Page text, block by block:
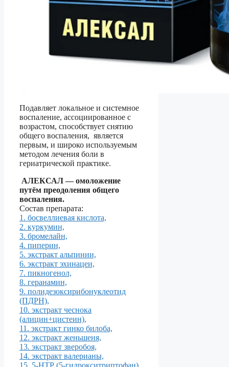
Подавляет локальное и системное
воспаление, ассоциированное с
возрастом, способствует снятию
общего воспаления, является
первым, и широко используемым
методом лечения боли в
гериатрической практике.
АЛЕКСАЛ— омоложение
путём преодоления общего
воспаления.
Состав препарата:
1. босвеллиевая кислота,
2. куркумин,
3. бромелайн,
4. пиперин,
5. экстракт альпинии,
6. экстракт эхинацеи,
7. пикногенол,
8. геранамин,
9. полидезоксирибонуклеотид
(ПДРН),
10. экстракт чеснока
(алицин+цистеин),
11. экстракт гинко билоба,
12. экстракт женьшеня,
13. экстракт зверобоя,
14. экстракт валерианы,
15. 5-НТР (5-гидрокситриптофан)